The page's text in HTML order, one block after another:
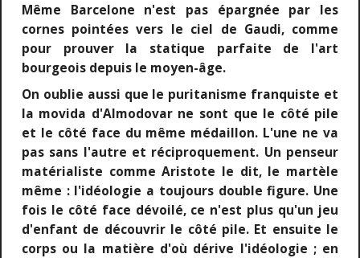
Même Barcelone n'est pas épargnée par les
cornes pointées vers le ciel de Gaudi, comme
pour prouver la statique parfaite de l'art
bourgeois depuis le moyen-âge.
On oublie aussi que le puritanisme franquiste et
la movida d'Almodovar ne sont que le côté pile
et le côté face du même médaillon. L'une ne va
pas sans l'autre et réciproquement. Un penseur
matérialiste comme Aristote le dit, le martèle
même : l'idéologie a toujours double figure. Une
fois le côté face dévoilé, ce n'est plus qu'un jeu
d'enfant de découvrir le côté pile. Et ensuite le
corps ou la matière d'où dérive l'idéologie ; en